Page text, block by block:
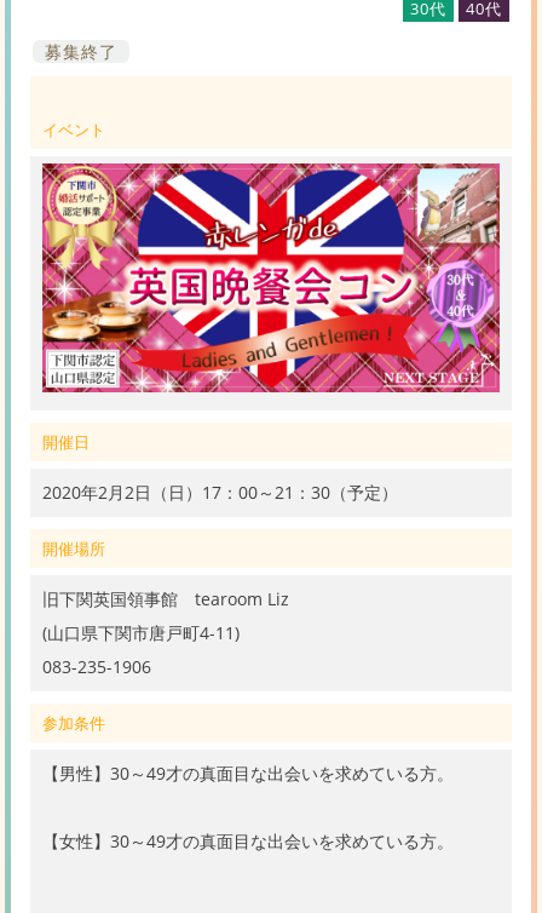
30代 40代
募集終了
イベント
開催日
2020年2月2日（日）17：00～21：30（予定）
開催場所
旧下関英国領事館 tearoom Liz
(山口県下関市唐戸町4-11)
083-235-1906
参加条件
【男性】30～49才の真面目な出会いを求めている方。
【女性】30～49才の真面目な出会いを求めている方。